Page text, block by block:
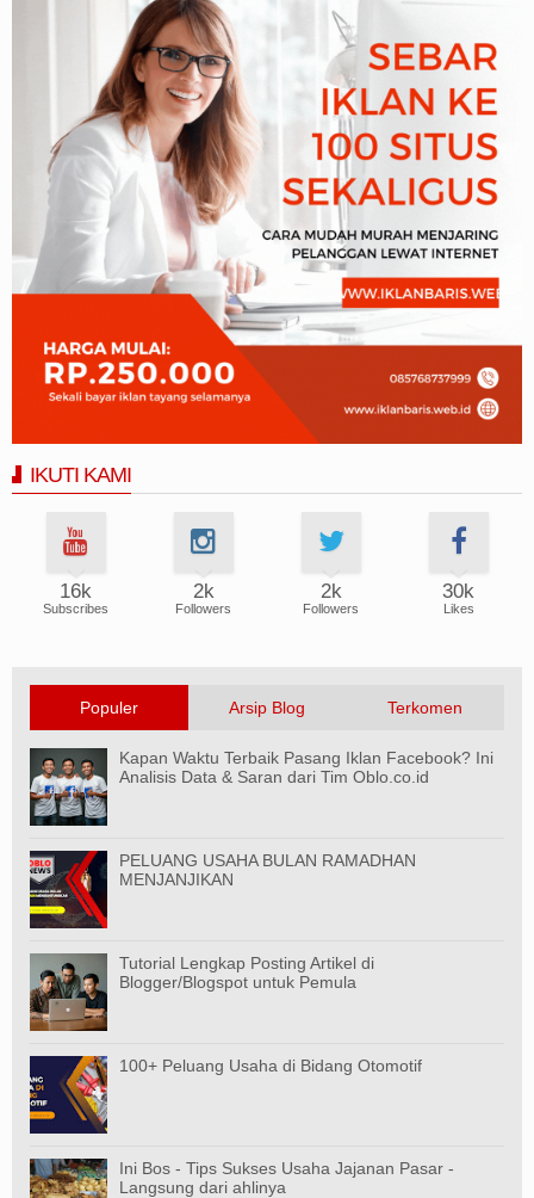
IKUTI KAMI
16k
Subscribes
2k
Followers
2k
Followers
30k
Likes
Populer Arsip Blog Terkomen
Kapan Waktu Terbaik Pasang Iklan Facebook? Ini
Analisis Data & Saran dari Tim Oblo.co.id
PELUANG USAHA BULAN RAMADHAN
MENJANJIKAN
Tutorial Lengkap Posting Artikel di
Blogger/Blogspot untuk Pemula
100+ Peluang Usaha di Bidang Otomotif
Ini Bos - Tips Sukses Usaha Jajanan Pasar -
Langsung dari ahlinya